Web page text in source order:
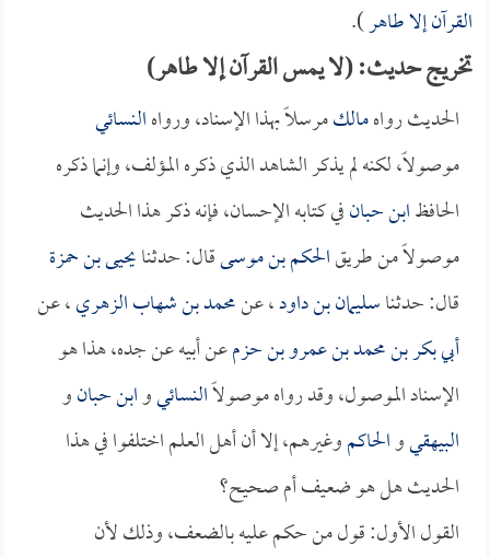
القرآن إلا طاهر).
تخريج حديث: (لا يمس القرآن إلا طاهر)
الحديث رواهمالكمرسلاً بهذا الإسناد، ورواهالنسائي
موصولاً، لكنه لم يذكر الشاهد الذي ذكره المؤلف، وإنما ذكره
الحافظابن حبانفي كتابه الإحسان، فإنه ذكر هذا الحديث
موصولاً من طريقالحكم بن موسىقال: حدثنايحيى بن حمزة
قال: حدثناسليمان بن داود، عنمحمد بن شهاب الزهري، عن
أبي بكر بن محمد بن عمرو بن حزمعن أبيه عن جده، هذا هو
الإسناد الموصول، وقد رواه موصولاًالنسائيوابن حبانو
البيهقيوالحاكموغيرهم، إلا أن أهل العلم اختلفوا في هذا
الحديث هل هو ضعيف أم صحيح؟
القول الأول: قول من حكم عليه بالضعف، وذلك لأن